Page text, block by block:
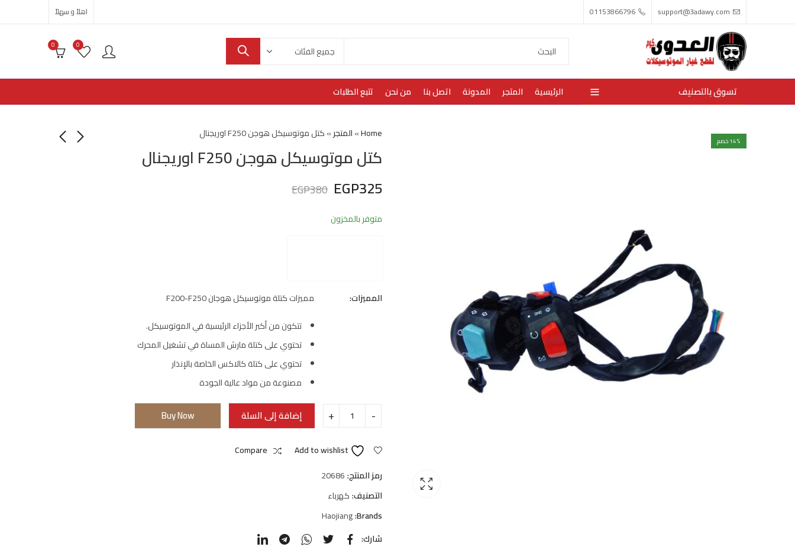
support@3adawy.com
01153866796 اهلاً و سهلاً
0
0
تسوق بالتصنيف الرئيسية المتجر المدونة اتصل بنا من نحن تتبع الطلبات
14% خصم
Home
»المتجر»كتل موتوسيكل هوجن F250 اوريجنال
كتل موتوسيكل هوجن F250 اوريجنال
EGP325
EGP380
متوفر بالمخزون
المميزات:
مميزات كتلة موتوسيكل هوجان F200-F250
تتكون من أكبر الأجزاء الرئيسية في الموتوسيكل.
تحتوي على كتلة مارش المساة في تشغيل المحرك
تحتوي على كتلة كالاكس الخاصة بالإنذار
مصنوعة من مواد عالية الجودة
إضافة إلى السلة Buy Now
Add to wishlist
Compare
رمز المنتج:20686
التصنيف:كهرباء
Brands:
Haojiang
شارك: